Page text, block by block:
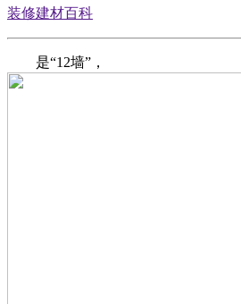
装修建材百科
是“12墙”，